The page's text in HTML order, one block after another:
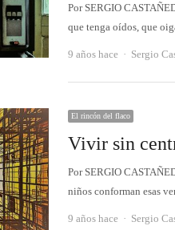
Por SERGIO
que tenga oídos, que
9 años hace Autor
Sergio
El rincón del flaco
Vivir sin
Por SERGIO
niños conforman esas
9 años hace Autor
Sergio